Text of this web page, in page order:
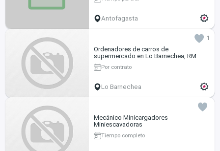
Antofagasta
1
Ordenadores de carros de
supermercado en Lo Barnechea, RM
Por contrato
Lo Barnechea
Mecánico Minicargadores-
Miniescavadoras
Tiempo completo